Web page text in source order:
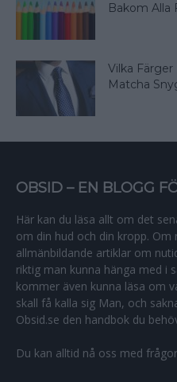
Bakom Alla
Vilka Färger
Matcha
OBSID – EN BLOGG
Här kan du läsa allt om det
om din hud och din kropp.
allmänbildande artiklar om
riktig man kunna hänga med i
kommer även kunna läsa om
skall få kalla sig Man, och
Obsid.se den handbok du
Du kan alltid nå oss med